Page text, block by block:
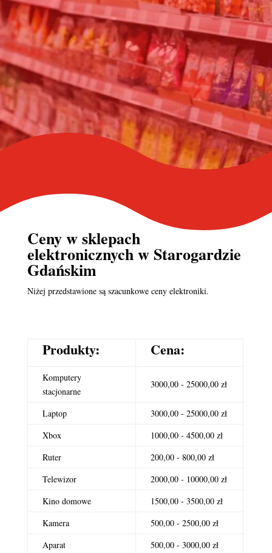
Ceny wsklepach
elektronicznychw Starogardzie
Gdańskim
Niżej przedstawione są szacunkowe ceny elektroniki.
Produkty: Cena:
Komputery
stacjonarne
3000,00 - 25000,00 zł
Laptop
3000,00 - 25000,00 zł
Xbox
1000,00 - 4500,00 zł
Ruter
200,00 - 800,00 zł
Telewizor
2000,00 - 10000,00 zł
Kino domowe
1500,00 - 3500,00 zł
Kamera
500,00 - 2500,00 zł
Aparat
500,00 - 3000,00 zł